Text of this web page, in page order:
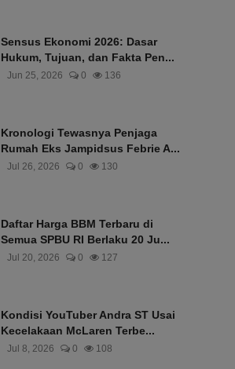
Sensus Ekonomi 2026: Dasar
Hukum, Tujuan, dan Fakta Pen...
Jun 25, 2026 0 136
Kronologi Tewasnya Penjaga
Rumah Eks Jampidsus Febrie A...
Jul 26, 2026 0 130
Daftar Harga BBM Terbaru di
Semua SPBU RI Berlaku 20 Ju...
Jul 20, 2026 0 127
Kondisi YouTuber Andra ST Usai
Kecelakaan McLaren Terbe...
Jul 8, 2026 0 108